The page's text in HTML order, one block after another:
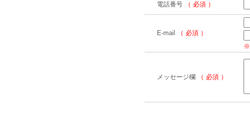
電話番号 （ 必須 ）
E-mail （ 必須 ）
※
メッセージ欄 （ 必須 ）